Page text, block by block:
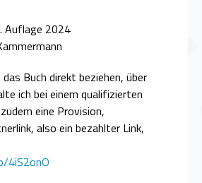
Auflage 2024
das Buch direkt beziehen, über
ich bei einem qualifizierten
eine Provision,
also ein bezahlter Link,
4iS2onO